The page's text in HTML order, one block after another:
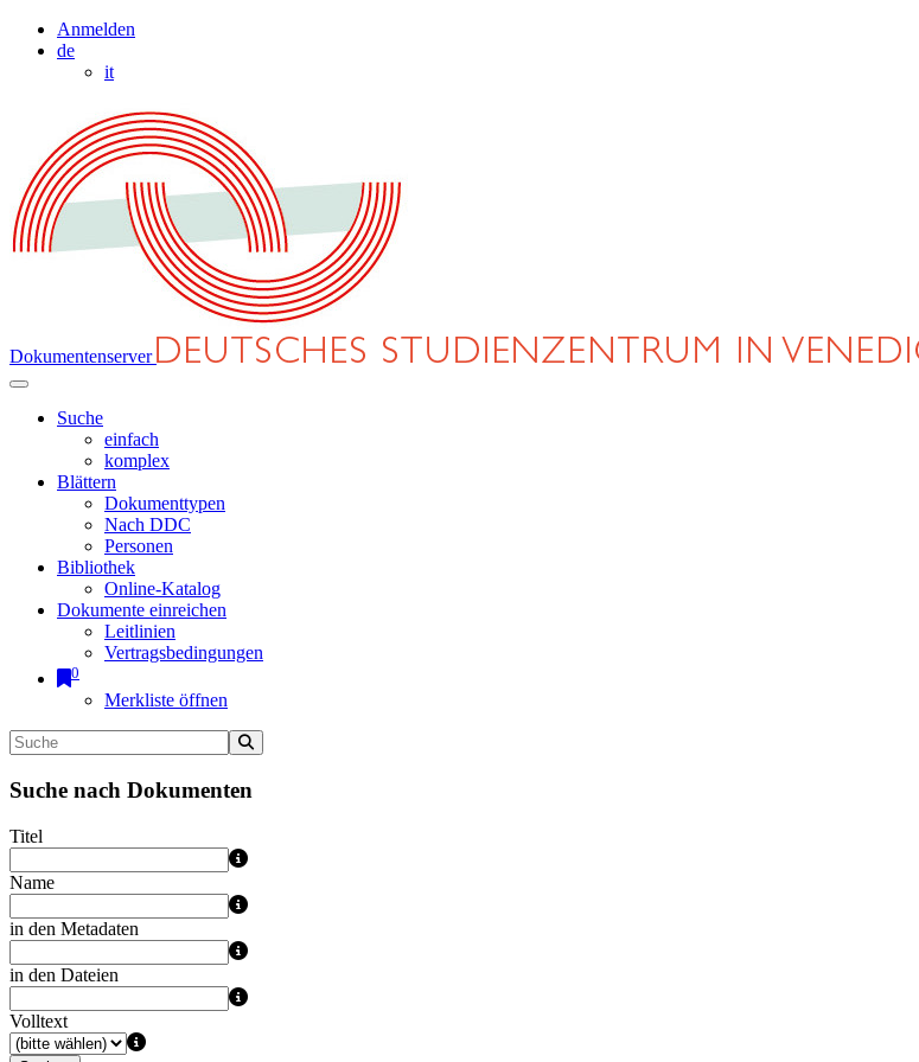
Anmelden
de
it
Dokumentenserver
Suche
einfach
komplex
Blättern
Dokumenttypen
Nach DDC
Personen
Bibliothek
Online-Katalog
Dokumente einreichen
Leitlinien
Vertragsbedingungen
0
Merkliste öffnen
Suche nach Dokumenten
Titel
Name
in den Metadaten
in den Dateien
Volltext